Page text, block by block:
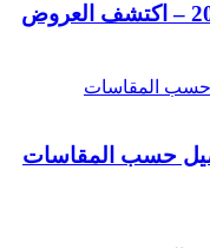
أسعار مراتب فلامنجو في مصر 2025 – اكتشف العروض
حسب المقاسات